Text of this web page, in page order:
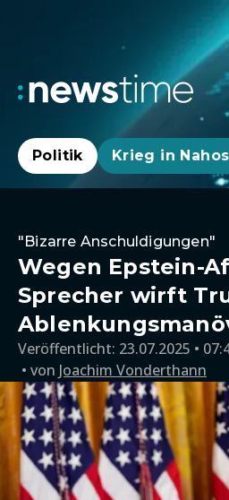
Politik Krieg in
"Bizarre Anschuldigungen"
Wegen Epstein-
Sprecher wirft
Veröffentlicht: 23.07.2025 •
von Joachim Vonderthann